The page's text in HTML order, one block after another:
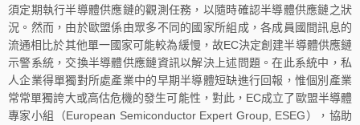
須定期執行半導體供應鏈的觀測任務，以隨時確認半導體供應鏈之狀
況。然而，由於歐盟係由眾多不同的國家所組成，各成員國間訊息的
流通相比於其他單一國家可能較為緩慢，故EC決定創建半導體供應鏈
示警系統，交換半導體供應鏈資訊以解決上述問題。在此系統中，私
人企業得單獨對所處產業中的早期半導體短缺進行回報，惟個別產業
常常單獨誇大或高估危機的發生可能性，對此，EC成立了歐盟半導體
專家小組（European Semiconductor Expert Group, ESEG），協助